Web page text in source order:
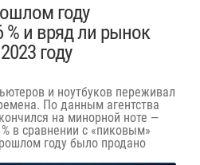
году
% и вряд ли рынок
году
и ноутбуков переживал
По данным агентства
на минорной ноте —
в сравнении с «пиковым»
году было продано